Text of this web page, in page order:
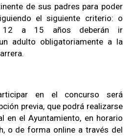
de sus padres para poder
el siguiente criterio: o
12 a 15 años deberán ir
adulto obligatoriamente a la
en el concurso será
previa, que podrá realizarse
en el Ayuntamiento, en horario
o de forma online a través del